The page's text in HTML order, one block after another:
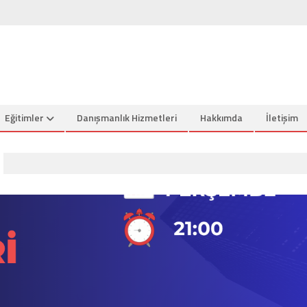
Eğitimler Danışmanlık Hizmetleri Hakkımda İletişim